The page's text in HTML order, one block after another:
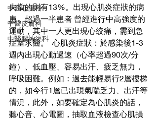
中醫心臟科
中醫皮膚科
中醫腦神經科
失常的則有13%。出現心肌炎症狀的病
患，超過一半患者 曾經進行中高強度的
運動，其中一人更出現心絞痛，需到急
症室求醫。  心肌炎症狀：於感染後1-3
週內出現心動過速（心率超過90次/分
鐘）、低血壓、容易出汗、疲乏無力，
呼吸困難。例如：過去能輕易行2層樓梯
的，如今行1層已出現氣喘乏力、出汗等
情況，此外，如要確定為心肌炎的話，
聽心音、心電圖，抽取血液檢查心肌損